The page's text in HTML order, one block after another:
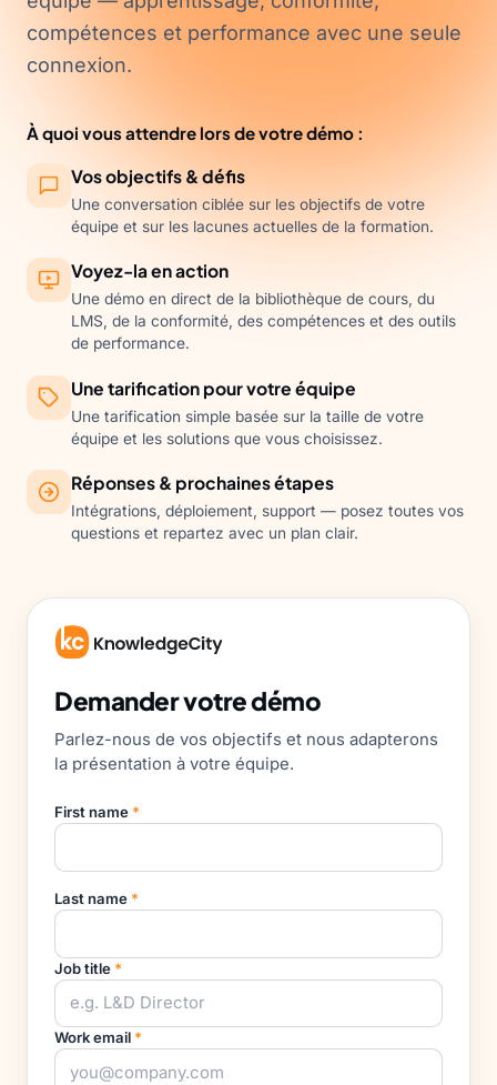
compétences et performance avec une seule
connexion.
À quoi vous attendre lors de votre démo :
Vos objectifs & défis
Une conversation ciblée sur les objectifs de votre
équipe et sur les lacunes actuelles de la formation.
Voyez-la en action
Une démo en direct de la bibliothèque de cours, du
LMS, de la conformité, des compétences et des outils
de performance.
Une tarification pour votre équipe
Une tarification simple basée sur la taille de votre
équipe et les solutions que vous choisissez.
Réponses & prochaines étapes
Intégrations, déploiement, support — posez toutes vos
questions et repartez avec un plan clair.
Demander votre démo
Parlez-nous de vos objectifs et nous adapterons
la présentation à votre équipe.
First name *
Last name *
Job title *
Work email *